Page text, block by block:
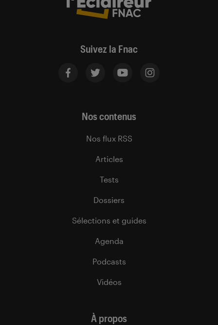
Suivez la Fnac
Nos contenus
Nos flux RSS
Articles
Tests
Dossiers
Sélections et guides
Agenda
Podcasts
Vidéos
À propos